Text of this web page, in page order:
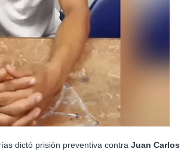
dictó prisión preventiva contra Juan Carlos